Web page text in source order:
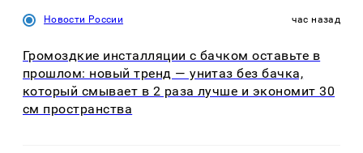
Новости России час назад
Громоздкие инсталляции с бачком оставьте в
прошлом: новый тренд — унитаз без бачка,
который смывает в 2 раза лучше и экономит 30
см пространства